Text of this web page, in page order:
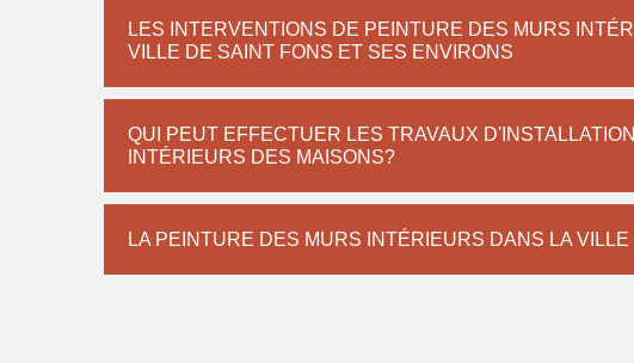
LES INTERVENTIONS DE PEINTURE DES MURS
VILLE DE SAINT FONS ET SES ENVIRONS
QUI PEUT EFFECTUER LES TRAVAUX
INTÉRIEURS DES MAISONS?
LA PEINTURE DES MURS INTÉRIEURS DANS LA